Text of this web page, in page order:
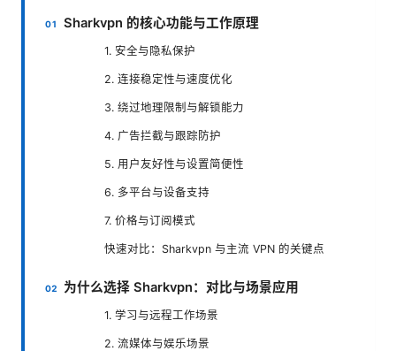
Sharkvpn 的核心功能与工作原理
1. 安全与隐私保护
2. 连接稳定性与速度优化
3. 绕过地理限制与解锁能力
4. 广告拦截与跟踪防护
5. 用户友好性与设置简便性
6. 多平台与设备支持
7. 价格与订阅模式
快速对比：Sharkvpn 与主流 VPN 的关键点
为什么选择 Sharkvpn：对比与场景应用
1. 学习与远程工作场景
2. 流媒体与娱乐场景